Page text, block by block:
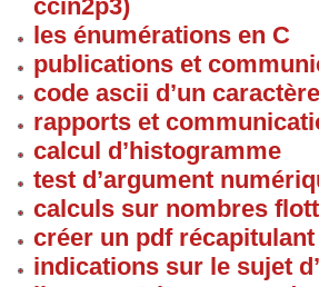
ccin2p3)
les énumérations en C
publications et
code ascii d’un caractère
rapports et
calcul d’histogramme
test d’argument
calculs sur nombres
créer un pdf
indications sur le sujet